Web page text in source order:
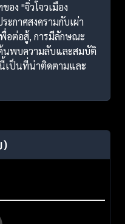
อง "จิ่วโจวเมือง
ะกาศสงครามกับเผ่า
อต่อสู้, การมีลักษณะ
นพบความลับและสมบัติ
นี้เป็นที่น่าติดตามและ
)